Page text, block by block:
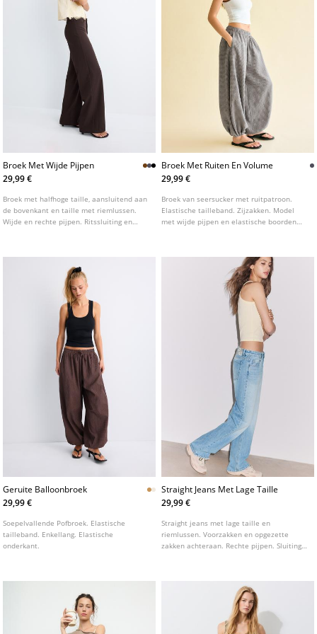
Broek Met Wijde Pijpen
29,99 €
Broek met halfhoge taille, aansluitend aan
de bovenkant en taille met riemlussen.
Wijde en rechte pijpen. Ritssluiting en
Broek Met Ruiten En Volume
29,99 €
Broek van seersucker met ruitpatroon.
Elastische tailleband. Zijzakken. Model
met wijde pijpen en elastische boorden
Geruite Balloonbroek
29,99 €
Soepelvallende Pofbroek. Elastische
tailleband. Enkellang. Elastische
onderkant.
Straight Jeans Met Lage Taille
29,99 €
Straight jeans met lage taille en
riemlussen. Voorzakken en opgezette
zakken achteraan. Rechte pijpen. Sluiting